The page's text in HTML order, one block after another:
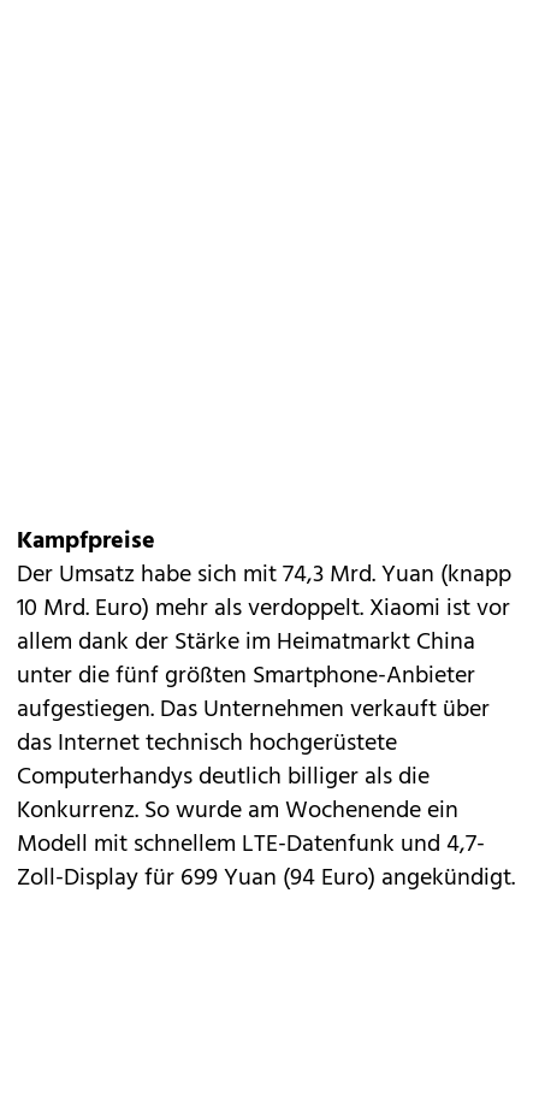
Kampfpreise
Der Umsatz habe sich mit 74,3 Mrd. Yuan (knapp
10 Mrd. Euro) mehr als verdoppelt. Xiaomi ist vor
allem dank der Stärke im Heimatmarkt China
unter die fünf größten Smartphone-Anbieter
aufgestiegen. Das Unternehmen verkauft über
das Internet technisch hochgerüstete
Computerhandys deutlich billiger als die
Konkurrenz. So wurde am Wochenende ein
Modell mit schnellem LTE-Datenfunk und 4,7-
Zoll-Display für 699 Yuan (94 Euro) angekündigt.